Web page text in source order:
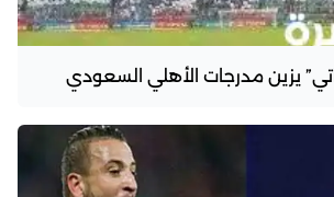
يزين مدرجات الأهلي السعودي